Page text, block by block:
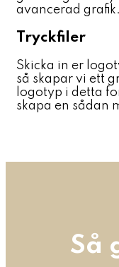
avancerad grafik.
Tryckfiler
Skicka in er
så skapar vi ett
logotyp i detta
skapa en sådan
Så